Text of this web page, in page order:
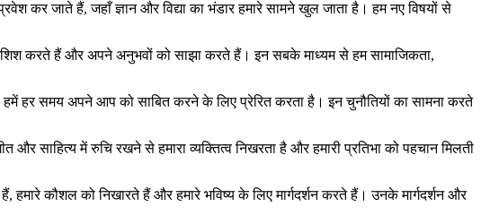
कर जाते हैं, जहाँ ज्ञान और विद्या का भंडार हमारे सामने खुल जाता है। हम नए विषयों से
कोशिश करते हैं और अपने अनुभवों को साझा करते हैं। इन सबके माध्यम से हम सामाजिकता,
हमें हर समय अपने आप को साबित करने के लिए प्रेरित करता है। इन चुनौतियों का सामना करते
और साहित्य में रुचि रखने से हमारा व्यक्तित्व निखरता है और हमारी प्रतिभा को पहचान मिलती
हैं, हमारे कौशल को निखारते हैं और हमारे भविष्य के लिए मार्गदर्शन करते हैं। उनके मार्गदर्शन और